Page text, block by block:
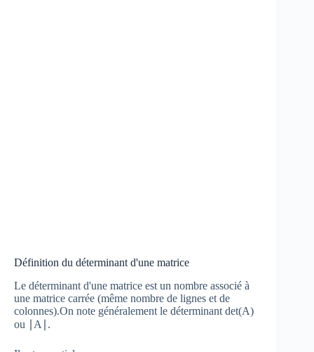
Définition du déterminant d'une matrice
Le déterminant d'une matrice est un nombre associé à
une matrice carrée (même nombre de lignes et de
colonnes).On note généralement le déterminant det(A)
ou ∣A∣.